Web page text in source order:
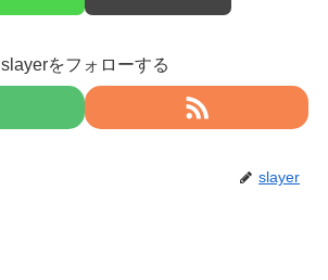
slayerをフォローする
slayer